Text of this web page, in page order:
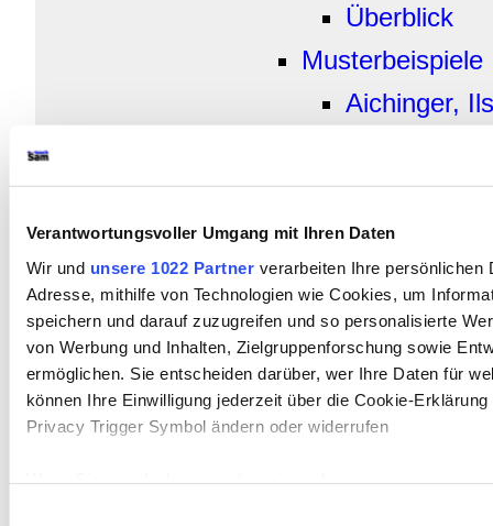
Verantwortungsvoller Umgang mit Ihren Daten
Wir und unsere 1022 Partnerverarbeiten Ihre persönlichen
Adresse, mithilfe von Technologien wie Cookies, um
speichern und darauf zuzugreifen und so personalisierte
von Werbung und Inhalten, Zielgruppenforschung sowie
ermöglichen. Sie entscheiden darüber, wer Ihre Daten für
können Ihre Einwilligung jederzeit über die Cookie-
Privacy Trigger Symbol ändern oder widerrufen
Überblick
Musterbeispiele
Aichinger,
Bichsel,
Bichsel,
Bobrowski,
aus Amerika
Borchert,
schlafen
Borchert,
Küchenuhr